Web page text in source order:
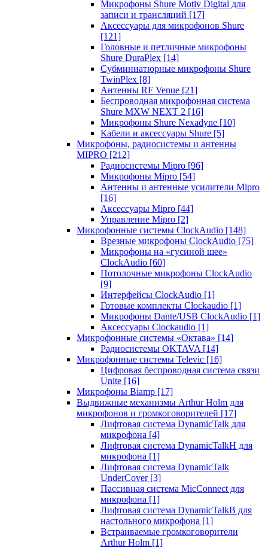
Микрофоны Shure Motiv Digital для
записи и трансляций [17]
Аксессуары для микрофонов Shure
[121]
Головные и петличные микрофоны
Shure DuraPlex [14]
Субминиатюрные микрофоны Shure
TwinPlex [8]
Антенны RF Venue [21]
Беспроводная микрофонная система
Shure MXW NEXT 2 [16]
Микрофоны Shure Nexadyne [10]
Кабели и аксессуары Shure [5]
Микрофоны, радиосистемы и антенны
MIPRO [212]
Радиосистемы Mipro [96]
Микрофоны Mipro [54]
Антенны и антенные усилители Mipro
[16]
Аксессуары Mipro [44]
Управление Mipro [2]
Микрофонные системы ClockAudio [148]
Врезные микрофоны ClockAudio [75]
Микрофоны на «гусиной шее»
ClockAudio [60]
Потолочные микрофоны ClockAudio
[9]
Интерфейсы ClockAudio [1]
Готовые комплекты Clockaudio [1]
Микрофоны Dante/USB ClockAudio [1]
Аксессуары Clockaudio [1]
Микрофонные системы «Октава» [14]
Радиосистемы OKTAVA [14]
Микрофонные системы Televic [16]
Цифровая беспроводная система связи
Unite [16]
Микрофоны Biamp [17]
Выдвижные механизмы Arthur Holm для
микрофонов и громкоговорителей [17]
Лифтовая система DynamicTalk для
микрофона [4]
Лифтовая система DynamicTalkH для
микрофона [1]
Лифтовая система DynamicTalk
UnderCover [3]
Пассивная система MicConnect для
микрофона [1]
Лифтовая система DynamicTalkB для
настольного микрофона [1]
Встраиваемые громкоговорители
Arthur Holm [1]